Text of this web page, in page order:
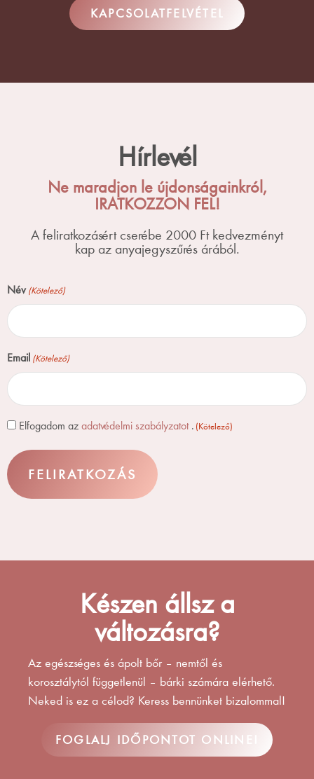
KAPCSOLATFELVÉTEL
Hírlevél
Ne maradjon le újdonságainkról,
IRATKOZZON FEL!
A feliratkozásért cserébe 2000 Ft kedvezményt
kap az anyajegyszűrés árából.
Név (Kötelező)
Email (Kötelező)
Consent
Elfogadom az adatvédelmi szabályzatot. (Kötelező)
Készen állsz a
változásra?
Az egészséges és ápolt bőr – nemtől és
korosztálytól függetlenül – bárki számára elérhető.
Neked is ez a célod? Keress bennünket bizalommal!
FOGLALJ IDŐPONTOT ONLINE!